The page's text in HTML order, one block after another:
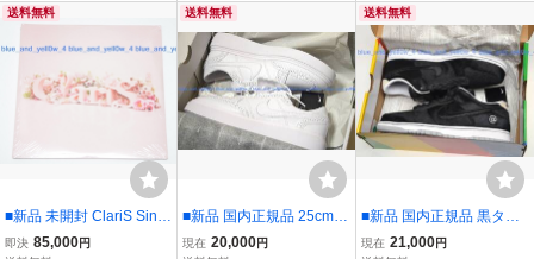
送料無料
■新品 未開封 ClariS Singl
e Best 1st LP Vinyl アナロ
即決 85,000円
送料無料
■新品 国内正規品 25cm N
IKE KWONDO 1 × PEACE
現在 20,000円
送料無料
■新品 国内正規品 黒タグ
付き 27.5cm MEDICOM T
現在 21,000円